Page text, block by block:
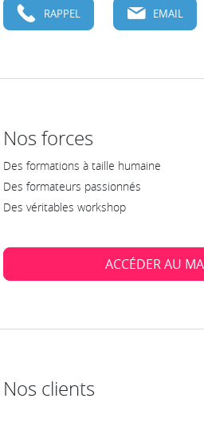
RAPPEL EMAIL
Nos forces
Des formations à taille humaine
Des formateurs passionnés
Des véritables workshop
ACCÉDER AU
Nos clients